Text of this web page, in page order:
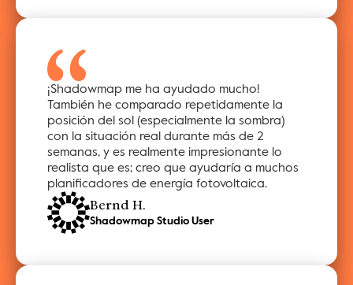
¡Shadowmap me ha ayudado mucho!
También he comparado repetidamente la
posición del sol (especialmente la sombra)
con la situación real durante más de 2
semanas, y es realmente impresionante lo
realista que es; creo que ayudaría a muchos
planificadores de energía fotovoltaica.
Bernd H.
Shadowmap Studio User